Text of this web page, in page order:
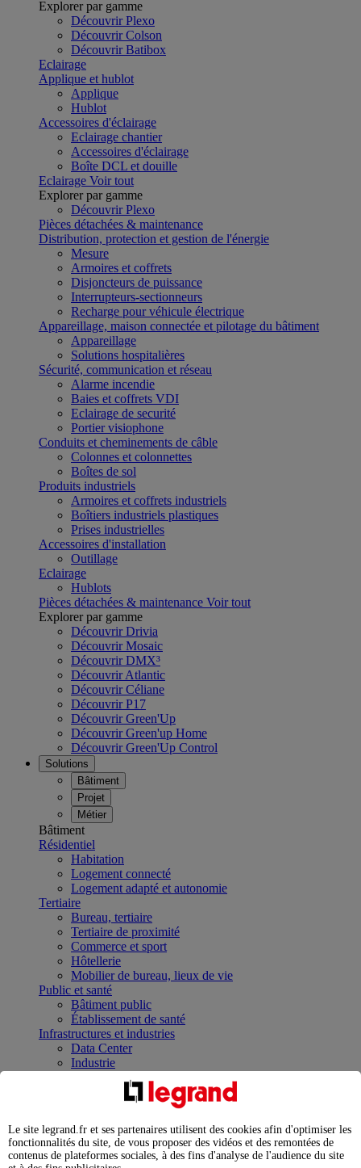
Explorer par gamme
Découvrir Plexo
Découvrir Colson
Découvrir Batibox
Eclairage
Applique et hublot
Applique
Hublot
Accessoires d'éclairage
Eclairage chantier
Accessoires d'éclairage
Boîte DCL et douille
Eclairage Voir tout
Explorer par gamme
Découvrir Plexo
Pièces détachées & maintenance
Distribution, protection et gestion de l'énergie
Mesure
Armoires et coffrets
Disjoncteurs de puissance
Interrupteurs-sectionneurs
Recharge pour véhicule électrique
Appareillage, maison connectée et pilotage du bâtiment
Appareillage
Solutions hospitalières
Sécurité, communication et réseau
Alarme incendie
Baies et coffrets VDI
Eclairage de securité
Portier visiophone
Conduits et cheminements de câble
Colonnes et colonnettes
Boîtes de sol
Produits industriels
Armoires et coffrets industriels
Boîtiers industriels plastiques
Prises industrielles
Accessoires d'installation
Outillage
Eclairage
Hublots
Pièces détachées & maintenance Voir tout
Explorer par gamme
Découvrir Drivia
Découvrir Mosaic
Découvrir DMX³
Découvrir Atlantic
Découvrir Céliane
Découvrir P17
Découvrir Green'Up
Découvrir Green'up Home
Découvrir Green'Up Control
Solutions
Bâtiment
Projet
Métier
Bâtiment
Résidentiel
Habitation
Logement connecté
Logement adapté et autonomie
Tertiaire
Bureau, tertiaire
Tertiaire de proximité
Commerce et sport
Hôtellerie
Mobilier de bureau, lieux de vie
Public et santé
Bâtiment public
Établissement de santé
Infrastructures et industries
Data Center
Industrie
Infrastructures
Contrôler et planifier le fonctionnement des appareils
Répartir et optimiser son tableau électrique
Legrand Data Center Solutions : concentrer les
expertises au service de vos performances
Le site legrand.fr et ses partenaires utilisent des cookies afin d'optimiser les
fonctionnalités du site, de vous proposer des vidéos et des remontées de
contenus de plateformes sociales, à des fins d'analyse de l'audience du site